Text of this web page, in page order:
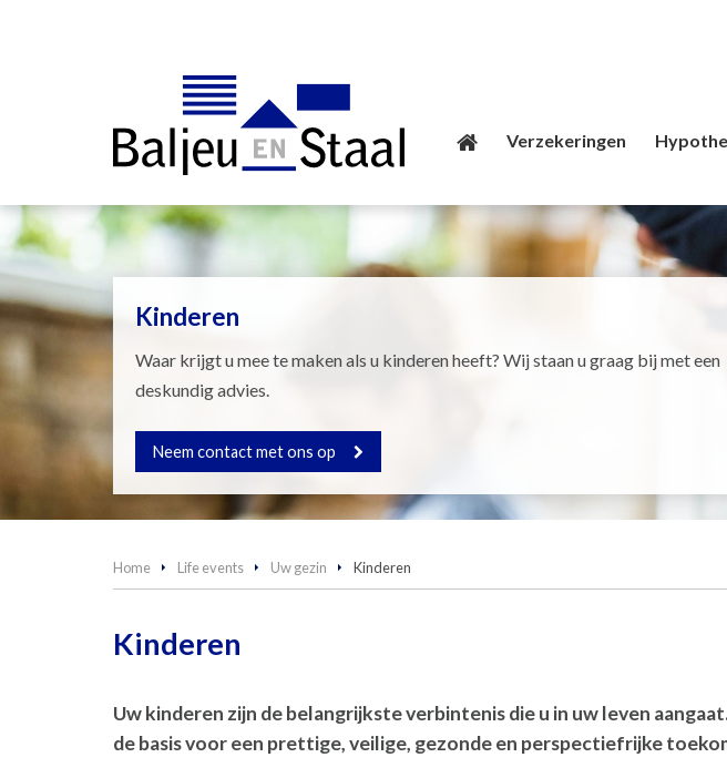
Verzekeringen
Kinderen
Waar krijgt u mee te maken als u kinderen heeft? Wij staan u graag bij met een
deskundig advies.
Neem contact met ons op
Home Life events Uw gezin Kinderen
Kinderen
Uw kinderen zijn de belangrijkste verbintenis die u in uw leven
de basis voor een prettige, veilige, gezonde en perspectiefrijke